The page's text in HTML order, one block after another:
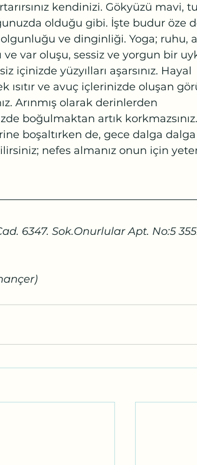
kendinizi. Gökyüzü mavi,
olduğu gibi. İşte budur öze
ve dinginliği. Yoga; ruhu,
ve var oluşu, sessiz ve yorgun bir
içinizde yüzyılları aşarsınız. Hayal
ve avuç içlerinizde oluşan
Arınmış olarak derinlerden
boğulmaktan artık
boşaltırken de, gece dalga
nefes almanız onun için
6347. Sok.Onurlular Apt. No:5